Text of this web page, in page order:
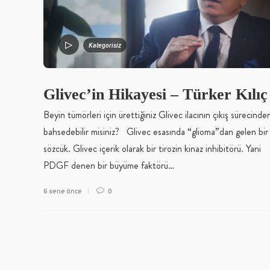
Kategorisiz
Glivec’in Hikayesi – Türker
Beyin tümörleri için ürettiğiniz Glivec ilacının çıkış
bahsedebilir misiniz? Glivec esasında “glioma”dan gelen bir
sözcük. Glivec içerik olarak bir tirozin kinaz inhibitörü. Yani
PDGF denen bir büyüme faktörü…
6 sene önce 0